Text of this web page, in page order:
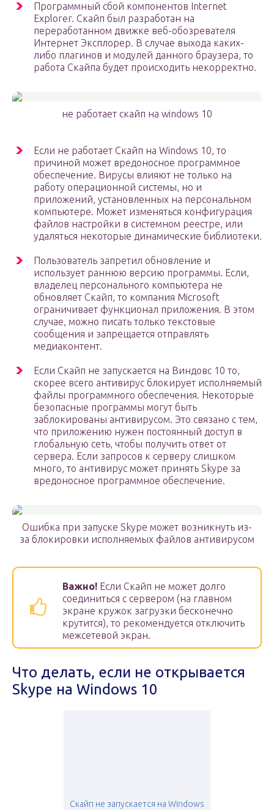
Программный сбой компонентов Internet
Explorer. Скайп был разработан на
переработанном движке веб-обозревателя
Интернет Эксплорер. В случае выхода каких-
либо плагинов и модулей данного браузера, то
работа Скайпа будет происходить некорректно.
не работает скайп на windows 10
Если не работает Скайп на Windows 10, то
причиной может вредоносное программное
обеспечение. Вирусы влияют не только на
работу операционной системы, но и
приложений, установленных на персональном
компьютере. Может изменяться конфигурация
файлов настройки в системном реестре, или
удаляться некоторые динамические библиотеки.
Пользователь запретил обновление и
использует раннюю версию программы. Если,
владелец персонального компьютера не
обновляет Скайп, то компания Microsoft
ограничивает функционал приложения. В этом
случае, можно писать только текстовые
сообщения и запрещается отправлять
медиаконтент.
Если Скайп не запускается на Виндовс 10 то,
скорее всего антивирус блокирует исполняемый
файлы программного обеспечения. Некоторые
безопасные программы могут быть
заблокированы антивирусом. Это связано с тем,
что приложению нужен постоянный доступ в
глобальную сеть, чтобы получить ответ от
сервера. Если запросов к серверу слишком
много, то антивирус может принять Skype за
вредоносное программное обеспечение.
Ошибка при запуске Skype может возникнуть из-
за блокировки исполняемых файлов антивирусом
Важно! Если Скайп не может долго
соединиться с сервером (на главном
экране кружок загрузки бесконечно
крутится), то рекомендуется отключить
межсетевой экран.
Что делать, если не открывается
Skype на Windows 10
Скайп не запускается на Windows